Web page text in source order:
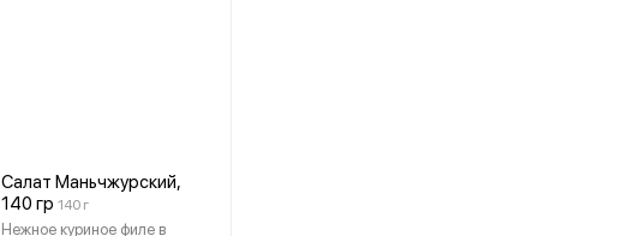
Салат Маньчжурский,
140 гр 140 г
Нежное куриное филе в